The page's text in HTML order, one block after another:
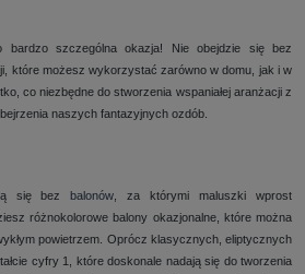
bardzo szczególna okazja! Nie obejdzie się bez
które możesz wykorzystać zarówno w domu, jak i w
co niezbędne do stworzenia wspaniałej aranżacji z
naszych fantazyjnych ozdób.
się bezbalonów , za którymi maluszki wprost
różnokolorowe balony okazjonalne, które można
powietrzem. Oprócz klasycznych, eliptycznych
cyfry 1, które doskonale nadają się do tworzenia